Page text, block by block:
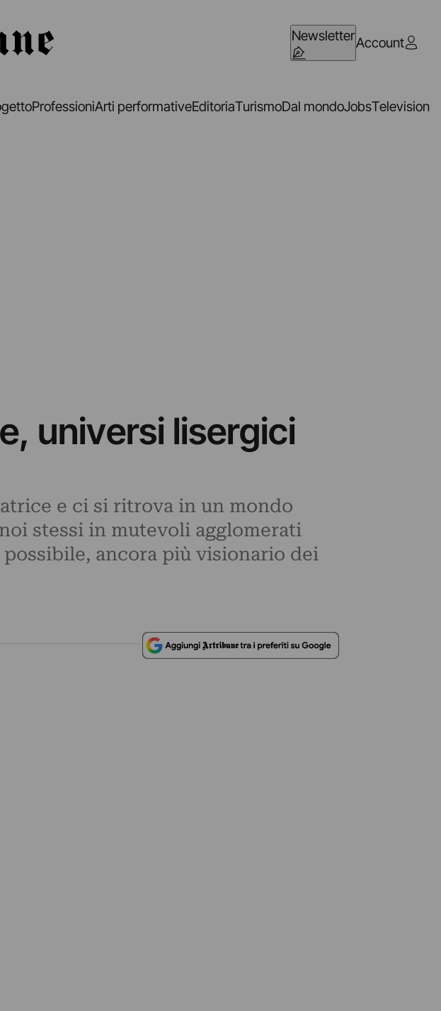
NewsletterAccount
ProfessioniArti performativeEditoriaTurismoDal mondoJobsTelevision
universi lisergici
e ci si ritrova in un mondo
stessi in mutevoli agglomerati
ancora più visionario dei